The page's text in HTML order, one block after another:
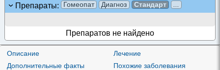
Препараты: Гомеопат Диагноз Стандарт
Препаратов не найдено
Описание
Дополнительные факты
Лечение
Похожие заболевания